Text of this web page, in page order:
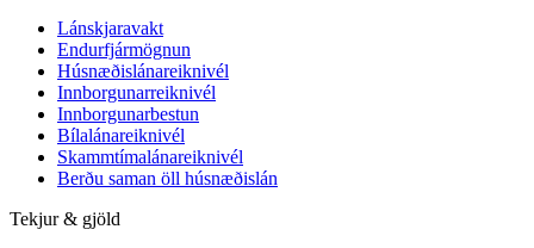
Lánskjaravakt
Endurfjármögnun
Húsnæðislánareiknivél
Innborgunarreiknivél
Innborgunarbestun
Bílalánareiknivél
Skammtímalánareiknivél
Berðu saman öll húsnæðislán
Tekjur & gjöld